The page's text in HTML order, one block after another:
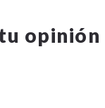
opinión